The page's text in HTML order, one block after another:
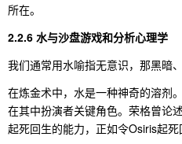
所在。
2.2.6 水与沙盘游戏和分析心理学
我们通常用水喻指无意识，那黑暗
在炼金术中，水是一种神奇的溶剂
在其中扮演者关键角色。荣格曾论
起死回生的能力，正如令Osiris起死